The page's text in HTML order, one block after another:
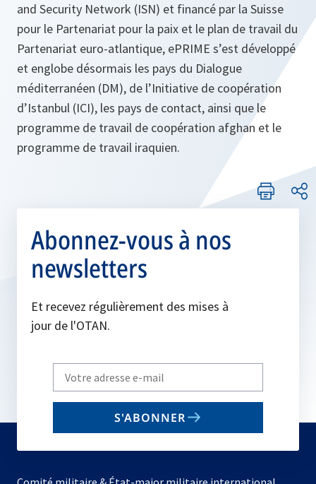
and Security Network (ISN) et financé par la Suisse
pour le Partenariat pour la paix et le plan de travail du
Partenariat euro-atlantique, ePRIME s’est développé
et englobe désormais les pays du Dialogue
méditerranéen (DM), de l’Initiative de coopération
d’Istanbul (ICI), les pays de contact, ainsi que le
programme de travail de coopération afghan et le
programme de travail iraquien.
Abonnez-vous à nos
newsletters
Et recevez régulièrement des mises à
jour de l'OTAN.
Write
your
email
S'ABONNER